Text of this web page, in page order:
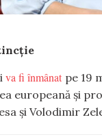
va fi înmânat pe 19
europeană și
și Volodimir